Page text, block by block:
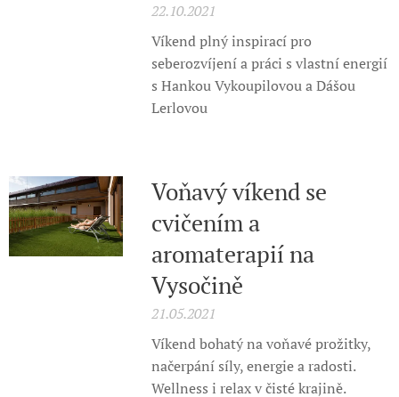
22.10.2021
Víkend plný inspirací pro
seberozvíjení a práci s vlastní energií
s Hankou Vykoupilovou a Dášou
Lerlovou
Voňavý víkend se
cvičením a
aromaterapií na
Vysočině
21.05.2021
Víkend bohatý na voňavé prožitky,
načerpání síly, energie a radosti.
Wellness i relax v čisté krajině.